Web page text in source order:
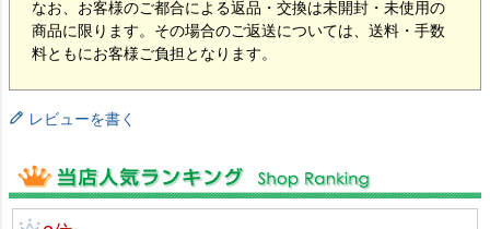
なお、お客様のご都合による返品・交換は未開封・未使用の
商品に限ります。その場合のご返送については、送料・手数
料ともにお客様ご負担となります。
レビューを書く